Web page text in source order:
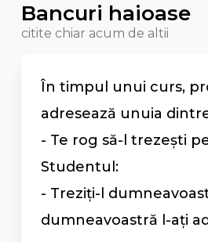
Bancuri haioase
citite chiar acum de altii
În timpul unui curs,
adresează unuia
- Te rog să-l trezești
Studentul:
- Treziți-l
dumneavoastră l-ați